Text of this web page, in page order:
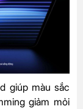
giúp màu sắc
giảm mỏi